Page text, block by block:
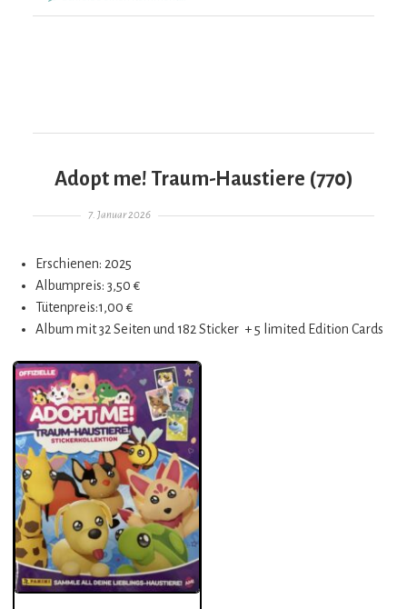
Stitch
(772)
Adopt me! Traum-Haustiere (770)
Gepostet am
7. Januar 2026
Erschienen: 2025
Albumpreis: 3,50 €
Tütenpreis:1,00 €
Album mit 32 Seiten und 182 Sticker + 5 limited Edition Cards